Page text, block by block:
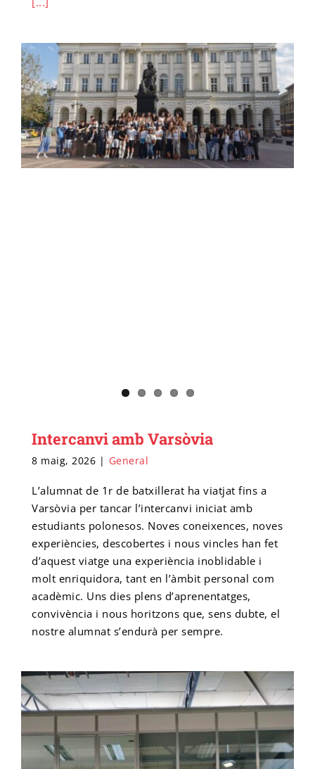
Intercanvi amb Varsòvia
8 maig, 2026 | General
L’alumnat de 1r de batxillerat ha viatjat fins a
Varsòvia per tancar l’intercanvi iniciat amb
estudiants polonesos. Noves coneixences, noves
experiències, descobertes i nous vincles han fet
d’aquest viatge una experiència inoblidable i
molt enriquidora, tant en l’àmbit personal com
acadèmic. Uns dies plens d’aprenentatges,
convivència i nous horitzons que, sens dubte, el
nostre alumnat s’endurà per sempre.